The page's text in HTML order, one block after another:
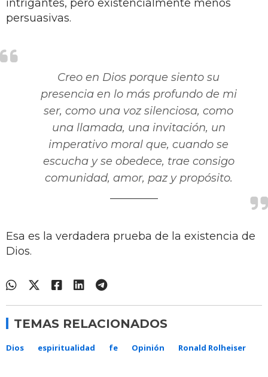
intrigantes, pero existencialmente menos
persuasivas.
Creo en Dios porque siento su
presencia en lo más profundo de mi
ser, como una voz silenciosa, como
una llamada, una invitación, un
imperativo moral que, cuando se
escucha y se obedece, trae consigo
comunidad, amor, paz y propósito.
Esa es la verdadera prueba de la existencia de
Dios.
TEMAS RELACIONADOS
Dios espiritualidad fe Opinión Ronald Rolheiser